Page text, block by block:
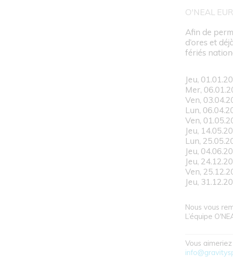
O'NEAL
Afin de
d’ores et
fériés
Jeu,
Mer,
Ven,
Lun,
Ven,
Jeu,
Lun,
Jeu,
Jeu,
Ven,
Jeu,
Nous vous
L’équipe
Vous